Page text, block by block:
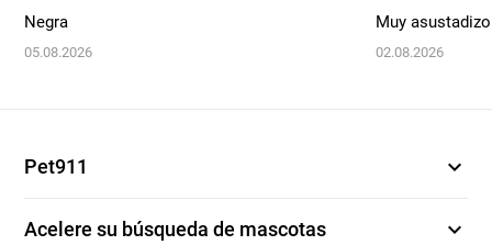
Negra
05.08.2026
Muy
02.08.2026
Pet911 expand_more
Acelere su búsqueda de mascotas expand_more